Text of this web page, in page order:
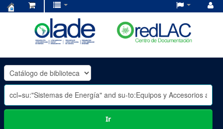
OLADE
-
Ir